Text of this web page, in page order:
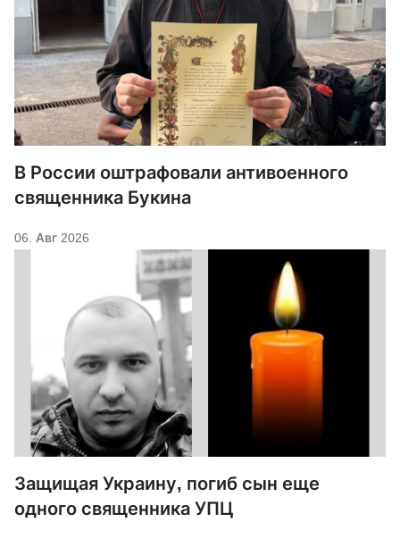
В России оштрафовали антивоенного
священника Букина
06. Авг 2026
Защищая Украину, погиб сын еще
одного священника УПЦ